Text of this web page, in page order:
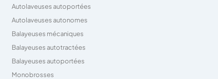
Autolaveuses autoportées
Autolaveuses autonomes
Balayeuses mécaniques
Balayeuses autotractées
Balayeuses autoportées
Monobrosses